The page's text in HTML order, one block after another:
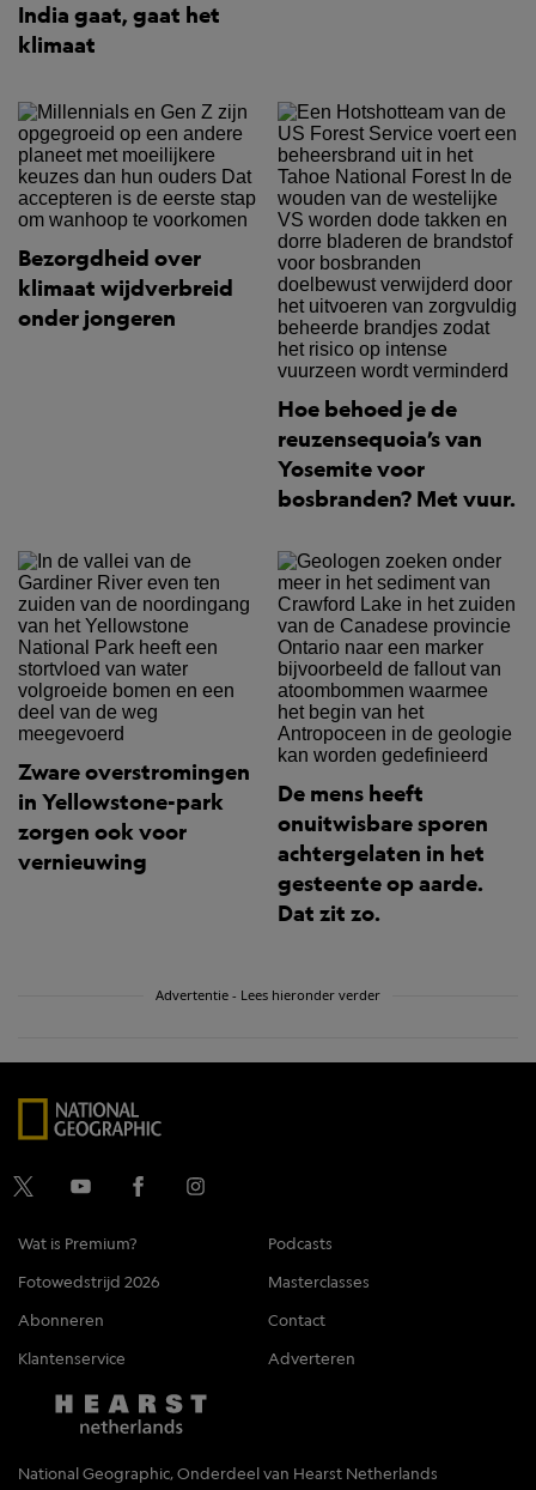
India gaat, gaat het
klimaat
Bezorgdheid over
klimaat wijdverbreid
onder jongeren
Hoe behoed je de
reuzensequoia’s van
Yosemite voor
bosbranden? Met vuur.
Zware overstromingen
in Yellowstone-park
zorgen ook voor
vernieuwing
De mens heeft
onuitwisbare sporen
achtergelaten in het
gesteente op aarde.
Dat zit zo.
Advertentie - Lees hieronder verder
Wat is Premium?
Podcasts
Fotowedstrijd 2026
Masterclasses
Abonneren
Contact
Klantenservice
Adverteren
National Geographic, Onderdeel van Hearst Netherlands